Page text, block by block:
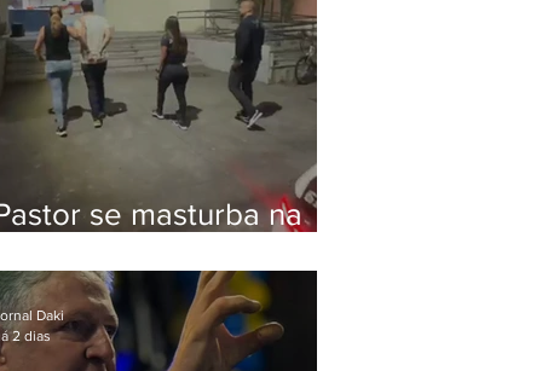
se masturba na
na Zona Oeste
Daki
2 dias